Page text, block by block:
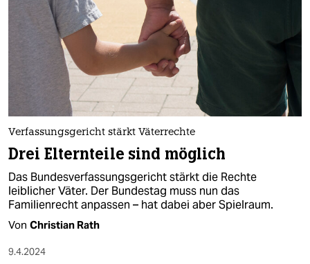
Verfassungsgericht stärkt Väterrechte
Drei Elternteile sind möglich
Das Bundesverfassungsgericht stärkt die Rechte
leiblicher Väter. Der Bundestag muss nun das
Familienrecht anpassen – hat dabei aber Spielraum.
Von Christian Rath
9.4.2024